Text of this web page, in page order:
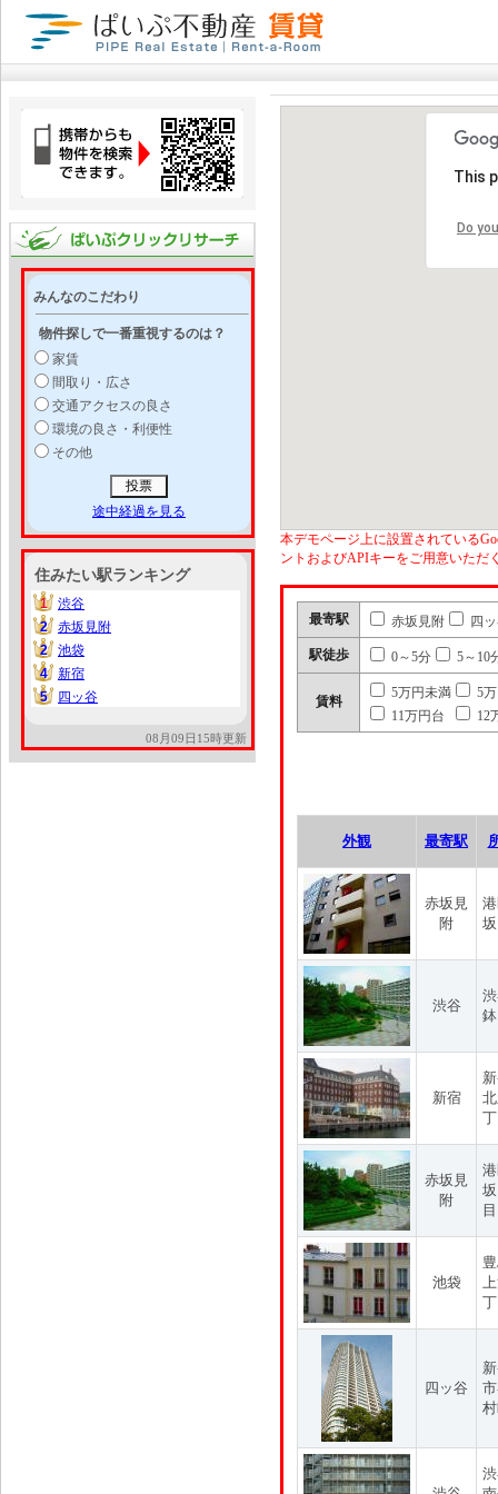
みんなのこだわり
物件探しで一番重視するのは？
家賃
間取り・広さ
交通アクセスの良さ
環境の良さ・利便性
その他
途中経過を見る
住みたい駅ランキング
1
1
渋谷
2
2
赤坂見附
2
2
池袋
4
4
新宿
5
5 四ッ谷
08月09日15時更新
This
Do
本デモページ上に設置されている
ントおよびAPIキーをご用意いただ
最寄駅 赤坂見附 四
駅徒歩 0～5分 5～10
賃料
5万円未満
5
11万円台
12
外観 最寄駅
赤坂見
附
渋谷
新宿
赤坂見
附
目
池袋
四ッ谷